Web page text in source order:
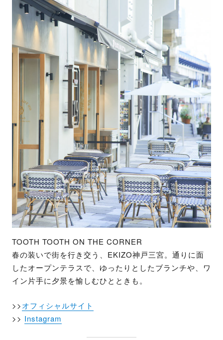
TOOTH TOOTH ON THE CORNER
春の装いで街を行き交う、EKIZO神戸三宮。通りに面
したオープンテラスで、ゆったりとしたブランチや、ワ
イン片手に夕景を愉しむひとときも。
>>オフィシャルサイト
>> Instagram